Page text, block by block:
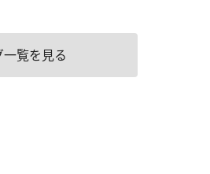
覧を見る